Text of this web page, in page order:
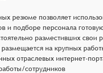
резюме позволяет
и подборе персонала
разместивших свои
на крупных
отраслевых интернет-
сотрудников